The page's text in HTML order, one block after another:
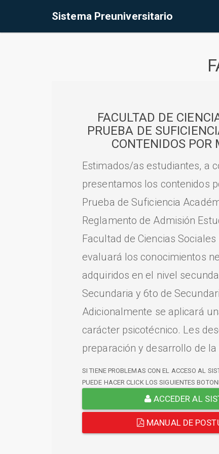
Sistema Preuniversitario
FACULTAD DE
PRUEBA DE
CONTENIDOS POR
Estimados/as estudiantes, a
presentamos los contenidos
Prueba de Suficiencia
Reglamento de Admisión
Facultad de Ciencias
evaluará los conocimientos
adquiridos en el nivel
Secundaria y 6to de
Adicionalmente se aplicará
carácter psicotécnico. Les
preparación y desarrollo de la
SI TIENE PROBLEMAS CON EL ACCESO AL
PUEDE HACER CLICK LOS SIGUIENTES
ACCEDER AL
MANUAL DE